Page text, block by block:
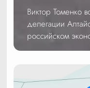
Виктор Томенко
делегации
российском